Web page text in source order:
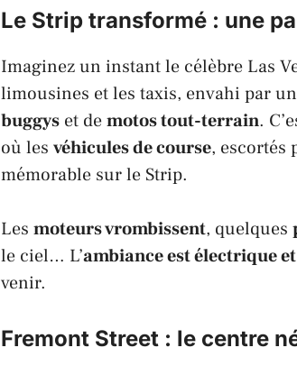
Le Strip transformé : une
Imaginez un instant le célèbre Las
limousines et les taxis, envahi par
buggys et demotos tout-terrain.
où les véhicules de course, escortés
mémorable sur le Strip.
Les moteurs vrombissent, quelques
le ciel… L’ambiance est électrique
venir.
Fremont Street : le centre